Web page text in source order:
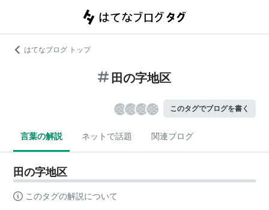
はてなブログ トップ
田の字地区
このタグでブログを書く
言葉の解説 ネットで話題 関連ブログ
田の字地区
このタグの解説について